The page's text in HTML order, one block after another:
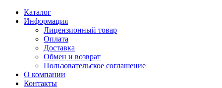
Каталог
Информация
Лицензионный товар
Оплата
Доставка
Обмен и возврат
Пользовательское соглашение
О компании
Контакты